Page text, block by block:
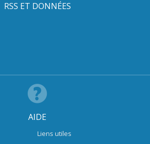
RSS ET DONNÉES
AIDE
Liens utiles